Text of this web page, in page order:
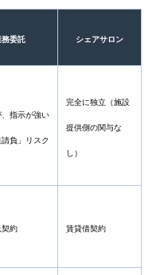
務委託 シェアサロン
指示が強い
請負」リスク
完全に独立（施設
提供側の関与な
し）
契約 賃貸借契約